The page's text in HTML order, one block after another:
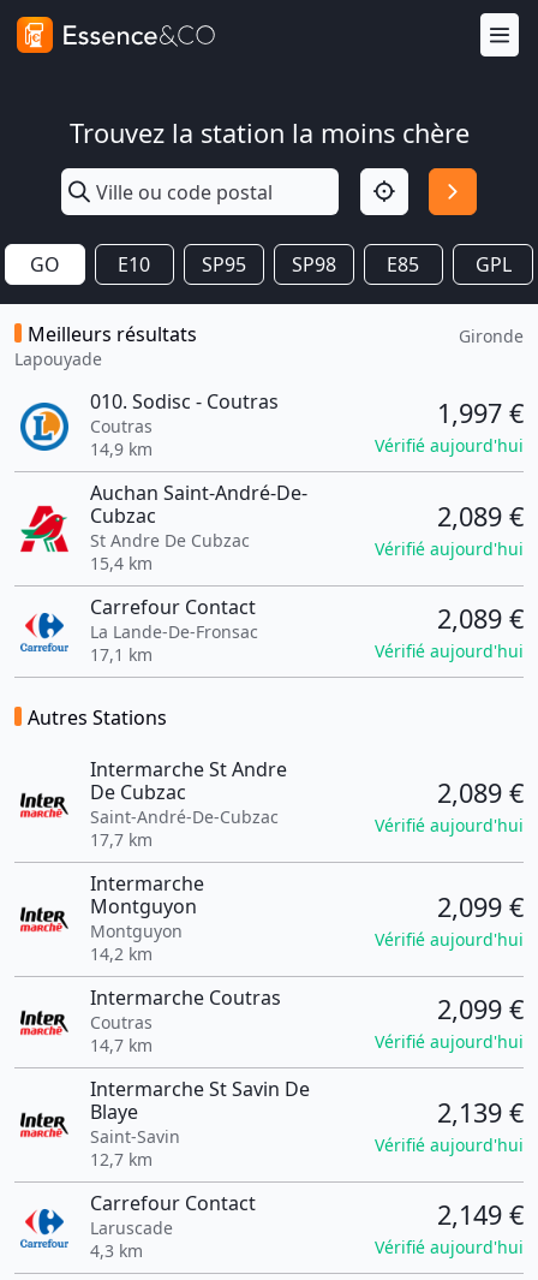
Trouvez la station la moins chère
GO E10 SP95 SP98 E85 GPL
Meilleurs résultats
Lapouyade
Gironde
010. Sodisc - Coutras
Coutras
14,9 km
1,997 €
Vérifié aujourd'hui
Auchan Saint-André-De-
Cubzac
St Andre De Cubzac
15,4 km
2,089 €
Vérifié aujourd'hui
Carrefour Contact
La Lande-De-Fronsac
17,1 km
2,089 €
Vérifié aujourd'hui
Autres Stations
Intermarche St Andre
De Cubzac
Saint-André-De-Cubzac
17,7 km
2,089 €
Vérifié aujourd'hui
Intermarche
Montguyon
Montguyon
14,2 km
2,099 €
Vérifié aujourd'hui
Intermarche Coutras
Coutras
14,7 km
2,099 €
Vérifié aujourd'hui
Intermarche St Savin De
Blaye
Saint-Savin
12,7 km
2,139 €
Vérifié aujourd'hui
Carrefour Contact
Laruscade
4,3 km
2,149 €
Vérifié aujourd'hui